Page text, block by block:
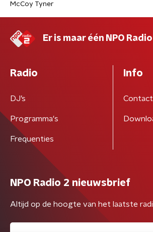
McCoy Tyner
Er is maar één NPO
Radio
DJ’s
Programma's
Frequenties
Info
Contact
NPO Radio 2 nieuwsbrief
Altijd op de hoogte van het laatste